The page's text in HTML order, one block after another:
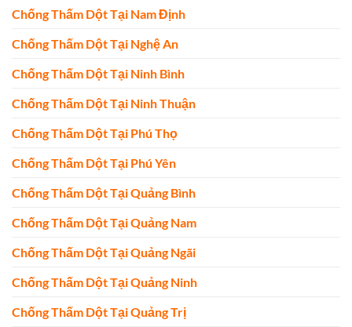
Chống Thấm Dột Tại Nam Định
Chống Thấm Dột Tại Nghệ An
Chống Thấm Dột Tại Ninh Bình
Chống Thấm Dột Tại Ninh Thuận
Chống Thấm Dột Tại Phú Thọ
Chống Thấm Dột Tại Phú Yên
Chống Thấm Dột Tại Quảng Bình
Chống Thấm Dột Tại Quảng Nam
Chống Thấm Dột Tại Quảng Ngãi
Chống Thấm Dột Tại Quảng Ninh
Chống Thấm Dột Tại Quảng Trị